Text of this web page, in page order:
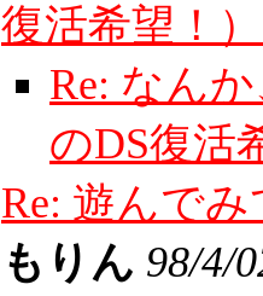
復活希望！
Re: なん
のDS復活
Re: 遊んで
もりん 98/4/